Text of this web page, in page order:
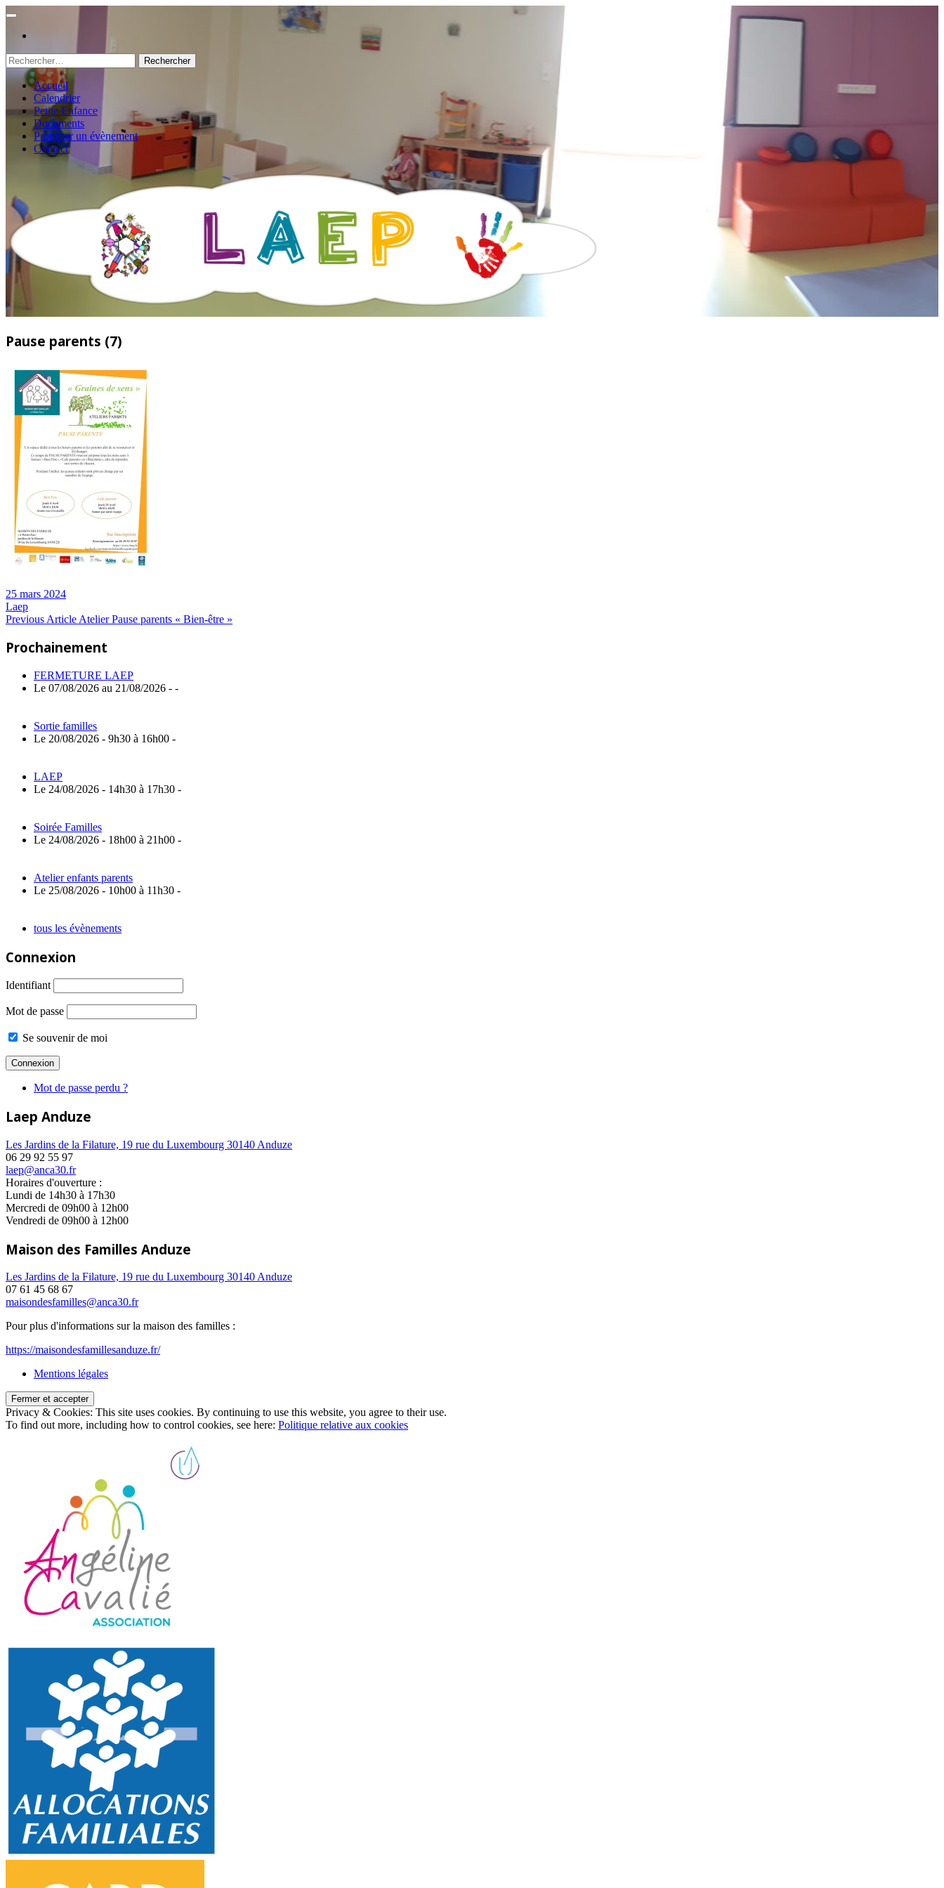
Rechercher :
Accueil
Calendrier
Petite Enfance
Documents
Proposer un évènement
Contact
Pause parents (7)
25 mars 2024
Laep
Navigation
de
l’article
Previous ArticlePrevious
Atelier Pause parents « Bien-être »
Prochainement
FERMETURE LAEP
Le 07/08/2026 au 21/08/2026 - -
Sortie familles
Le 20/08/2026 - 9h30 à 16h00 -
LAEP
Le 24/08/2026 - 14h30 à 17h30 -
Soirée Familles
Le 24/08/2026 - 18h00 à 21h00 -
Atelier enfants parents
Le 25/08/2026 - 10h00 à 11h30 -
tous les évènements
Connexion
Identifiant
Mot de passe
Se souvenir de moi
Mot de passe perdu ?
Laep Anduze
Les Jardins de la Filature, 19 rue du Luxembourg 30140 Anduze
06 29 92 55 97
laep@anca30.fr
Horaires d'ouverture :
Lundi de 14h30 à 17h30
Mercredi de 09h00 à 12h00
Vendredi de 09h00 à 12h00
Maison des Familles Anduze
Les Jardins de la Filature, 19 rue du Luxembourg 30140 Anduze
07 61 45 68 67
maisondesfamilles@anca30.fr
Pour plus d'informations sur la maison des familles :
https://maisondesfamillesanduze.fr/
Mentions légales
Privacy & Cookies: This site uses cookies. By continuing to use this website, you agree to their use.
To find out more, including how to control cookies, see here: Politique relative aux cookies